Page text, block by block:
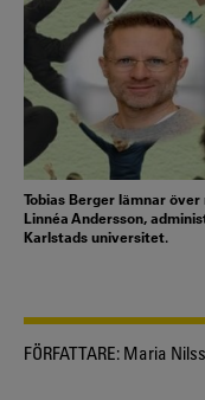
Tobias Berger lämnar
Linnéa Andersson,
Karlstads universitet.
FÖRFATTARE: Maria